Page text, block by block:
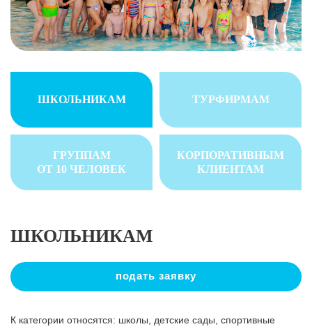
ШКОЛЬНИКАМ ТУРФИРМАМ
ГРУППАМ
ОТ 10 ЧЕЛОВЕК
КОРПОРАТИВНЫМ
КЛИЕНТАМ
ШКОЛЬНИКАМ
подать заявку
К категории относятся: школы, детские сады, спортивные